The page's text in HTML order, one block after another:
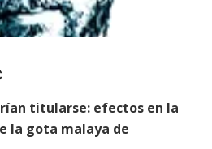
titularse: efectos en la
la gota malaya de